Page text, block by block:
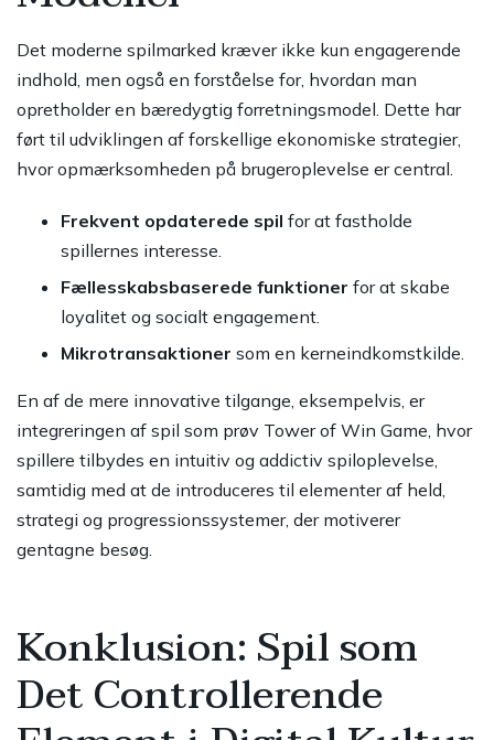
Det moderne spilmarked kræver ikke kun engagerende
indhold, men også en forståelse for, hvordan man
opretholder en bæredygtig forretningsmodel. Dette har
ført til udviklingen af forskellige ekonomiske strategier,
hvor opmærksomheden på brugeroplevelse er central.
Frekvent opdaterede spil for at fastholde
spillernes interesse.
Fællesskabsbaserede funktioner for at skabe
loyalitet og socialt engagement.
Mikrotransaktioner som en kerneindkomstkilde.
En af de mere innovative tilgange, eksempelvis, er
integreringen af spil som prøv Tower of Win Game, hvor
spillere tilbydes en intuitiv og addictiv spiloplevelse,
samtidig med at de introduceres til elementer af held,
strategi og progressionssystemer, der motiverer
gentagne besøg.
Konklusion: Spil som
Det Controllerende